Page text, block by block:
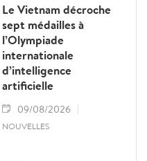
Le Vietnam décroche
sept médailles à
l’Olympiade
internationale
d’intelligence
artificielle
09/08/2026
NOUVELLES